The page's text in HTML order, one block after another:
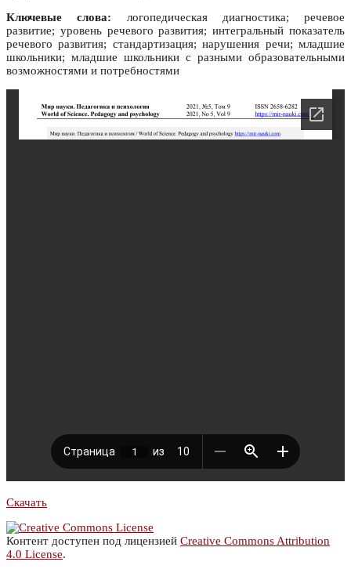
Ключевые слова: логопедическая диагностика; речевое
развитие; уровень речевого развития; интегральный показатель
речевого развития; стандартизация; нарушения речи; младшие
школьники; младшие школьники с разными образовательными
возможностями и потребностями
Скачать
Контент доступен под лицензией Creative Commons Attribution
4.0 License.